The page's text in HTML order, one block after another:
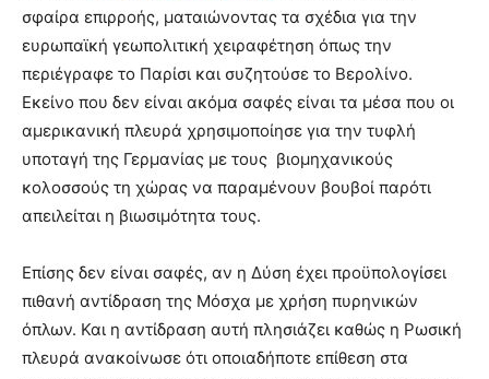
σφαίρα επιρροής, ματαιώνοντας τα σχέδια για την
ευρωπαϊκή γεωπολιτική χειραφέτηση όπως την
περιέγραφε το Παρίσι και συζητούσε το Βερολίνο.
Εκείνο που δεν είναι ακόμα σαφές είναι τα μέσα που οι
αμερικανική πλευρά χρησιμοποίησε για την τυφλή
υποταγή της Γερμανίας με τους βιομηχανικούς
κολοσσούς τη χώρας να παραμένουν βουβοί παρότι
απειλείται η βιωσιμότητα τους.
Επίσης δεν είναι σαφές, αν η Δύση έχει προϋπολογίσει
πιθανή αντίδραση της Μόσχα με χρήση πυρηνικών
όπλων. Και η αντίδραση αυτή πλησιάζει καθώς η Ρωσική
πλευρά ανακοίνωσε ότι οποιαδήποτε επίθεση στα